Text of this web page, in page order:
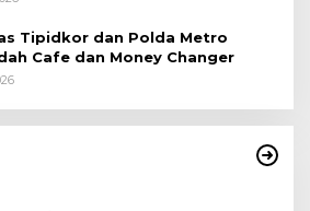
Tipidkor dan Polda Metro
Cafe dan Money Changer